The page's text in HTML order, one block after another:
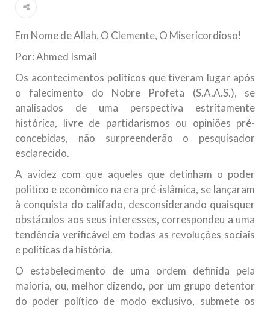
Islâmico no Brasil parabeniza a nação islâmica pela chegada
no ano novo muçulmano de 1435 Hejrita. Desejamos a
10 DE NOVEMBRO DE 2013
(A.S.)
Em nome de Deus, o Clemente, o Misericordioso! Diante da
data em que relembramos o martírio do quarto Imam dos
muçulmanos, o Imam Ali Ibn Al-Hussein Ibn Ali Ibn Abi Táleb
(A.S.), conhecido por “Zein Al-Ábidin” (Formosura
NOTÍCIAS
3 DE JULHO DE 2014
Centro Islâmico no Brasil recebe o ex-
ministro das Relações Exteriores da
República Islâmica do Irã
Na noite da quinta-feira, 03 de Abril, o Centro Islâmico no
Brasil recebeu em sua sede, em São Paulo, o ex-ministro das
Relações Exteriores da República Islâmica do Irã, Sr. Kamal
Kharrazi, que encontra-se visitando
Em Nome de Allah, O Clemente, O Misericordioso!
Por: Ahmed Ismail
Os acontecimentos políticos que tiveram lugar após
o falecimento do Nobre Profeta (S.A.A.S.), se
analisados de uma perspectiva estritamente
histórica, livre de partidarismos ou opiniões pré-
concebidas, não surpreenderão o pesquisador
esclarecido.
A avidez com que aqueles que detinham o poder
político e econômico na era pré-islâmica, se lançaram
à conquista do califado, desconsiderando quaisquer
obstáculos aos seus interesses, correspondeu a uma
tendência verificável em todas as revoluções sociais
e políticas da história.
O estabelecimento de uma ordem definida pela
maioria, ou, melhor dizendo, por um grupo detentor
do poder político de modo exclusivo, submete os